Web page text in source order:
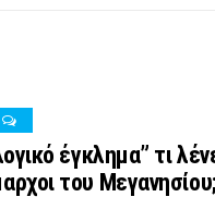
έγκλημα” τι
του